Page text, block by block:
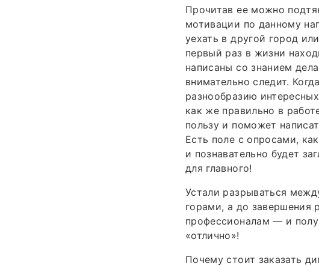
Прочитав ее можно
мотивации по данному
уехать в другой город
первый раз в жизни
написаны со знанием
внимательно следит.
разнообразию
как же правильно в
пользу и поможет
Есть поле с опросами,
и познавательно будет
для главного!
Устали разрываться
горами, а до завершения
профессионалам — и
«отлично»!
Почему стоит заказать